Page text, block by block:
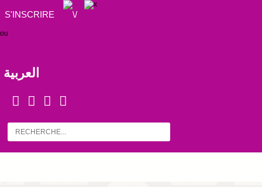
S'INSCRIRE
ou
العربية